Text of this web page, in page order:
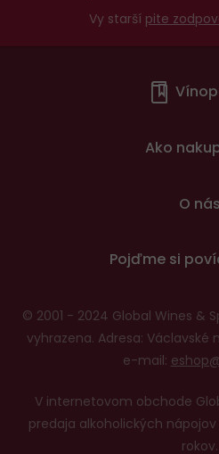
Vy starší pite
Ako
O nás
Pojďme si
© 2001 - 2024 Global Wines &
vyhrazena. Adresa: Václavské
e-mail:
V internetovom obchode
predaja alkoholických
rokov.